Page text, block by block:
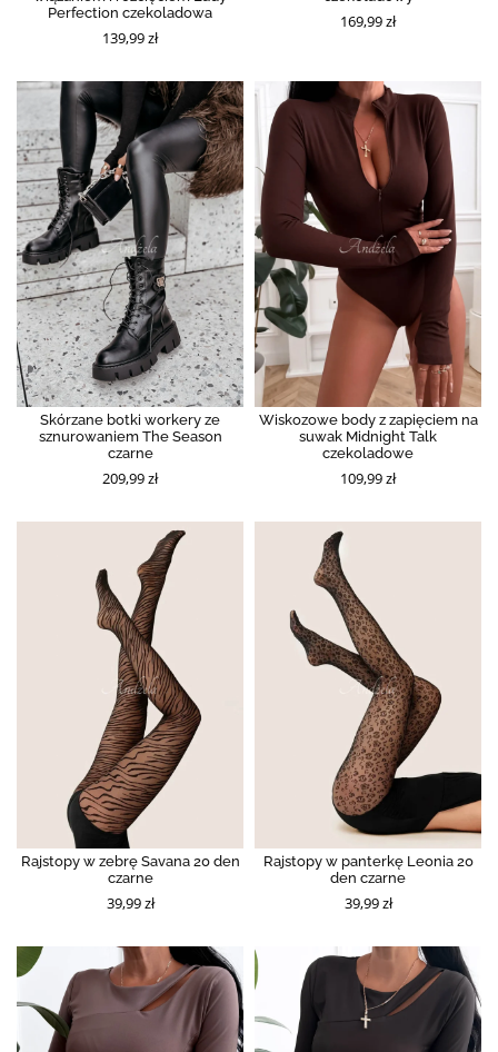
Perfection czekoladowa
139,99 zł
169,99 zł
Skórzane botki workery ze
sznurowaniem The Season
czarne
209,99 zł
Wiskozowe body z zapięciem na
suwak Midnight Talk
czekoladowe
109,99 zł
Rajstopy w zebrę Savana 20 den
czarne
39,99 zł
Rajstopy w panterkę Leonia 20
den czarne
39,99 zł